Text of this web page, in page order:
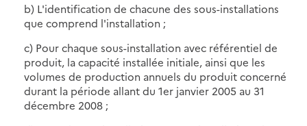
b) L'identification de chacune des sous-installations
que comprend l'installation ;
c) Pour chaque sous-installation avec référentiel de
produit, la capacité installée initiale, ainsi que les
volumes de production annuels du produit concerné
durant la période allant du 1er janvier 2005 au 31
décembre 2008 ;